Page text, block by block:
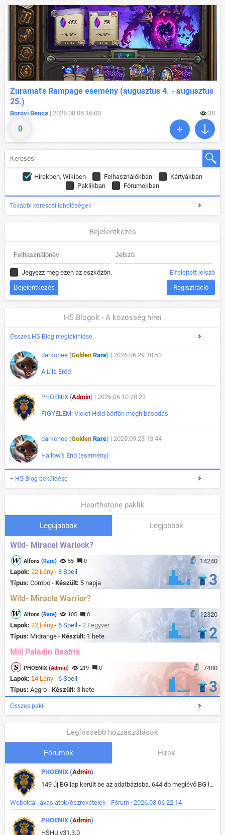
0
Zuramat's Rampage esemény (augusztus 4. - augusztus
25.)
Borovi Bence | 2026.08.06 16:00 38
Hírekben, Wikiben Felhasználókban
Kártyákban
Paklikban
Fórumokban
További keresési lehetőségek
Bejelentkezés
Jegyezz meg ezen az eszközön. Elfelejtett jelszó
Regisztráció
HS Blogok - A közösség hírei
Összes HS Blog megtekintése
darkonee (Golden Rare) | 2026.06.29 10:53
A Lila Erőd
PHOENIX (Admin) | 2026.06.10 20:23
FIGYELEM: Violet Hold börtön meghibásodás
darkonee (Golden Rare) | 2025.09.23 13:44
Hallow's End (esemény)
+ HS Blog beküldése
Hearthstone paklik
Legújabbak Legjobbak
Wild- Miracel Warlock?
14240
Alfons (Rare) 55 0
Lapok: 22 Lény - 8 Spell
Típus: Combo - Készült: 5 napja 3
Wild- Miracle Warrior?
12320
Alfons (Rare) 105 0
Lapok: 22 Lény - 6 Spell - 2 Fegyver
Típus: Midrange - Készült: 1 hete 2
Mill Paladin Beatrix
7480
PHOENIX (Admin) 219 0
Lapok: 24 Lény - 6 Spell
Típus: Aggro - Készült: 3 hete 3
Összes pakli
Legfrissebb hozzászólások
Fórumok Hirek
PHOENIX (Admin)
149 új BG lap került be az adatbázisba, 644 db meglévő BG lap módosult, bekerültek az új képek a megváltozott lapokhoz is.
Weboldal javaslatok/észrevételek - Fórum · 2026.08.06 22:14
PHOENIX (Admin)
HSHU v31.3.0